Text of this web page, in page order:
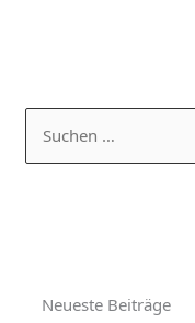
Neueste Beiträge
tC